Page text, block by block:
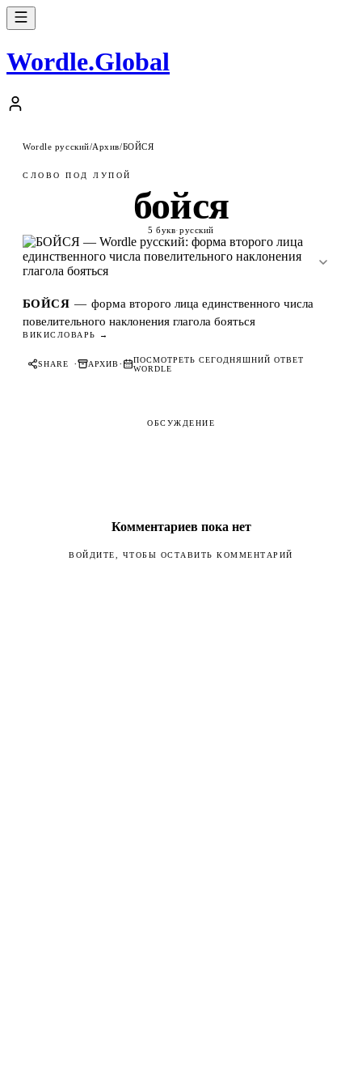
Wordle.Global
Wordle русский/Архив/БОЙСЯ
СЛОВО ПОД ЛУПОЙ
бойся
5 букв·русский
БОЙСЯ — форма второго лица единственного числа
повелительного наклонения глагола бояться
ВИКИСЛОВАРЬ →
SHARE · АРХИВ·
ПОСМОТРЕТЬ СЕГОДНЯШНИЙ ОТВЕТ
WORDLE
ОБСУЖДЕНИЕ
Комментариев пока нет
ВОЙДИТЕ, ЧТОБЫ ОСТАВИТЬ КОММЕНТАРИЙ